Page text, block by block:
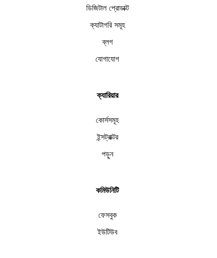
ডিজিটাল প্রোডাক্ট
ক্যাটাগরি সমূহ
ব্লগ
যোগাযোগ
ক্যারিয়ার
কোর্সসমূহ
ইন্সট্রাক্টর
পড়ুন
কমিউনিটি
ফেসবুক
ইউটিউব